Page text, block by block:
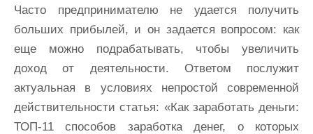
Часто предпринимателю не удается получить
больших прибылей, и он задается вопросом: как
еще можно подрабатывать, чтобы увеличить
доход от деятельности. Ответом послужит
актуальная в условиях непростой современной
действительности статья: «Как заработать деньги:
ТОП-11 способов заработка денег, о которых